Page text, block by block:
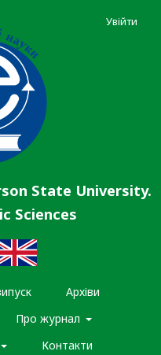
State University.
Sciences
Архіви
Про журнал
Контакти
Увійти